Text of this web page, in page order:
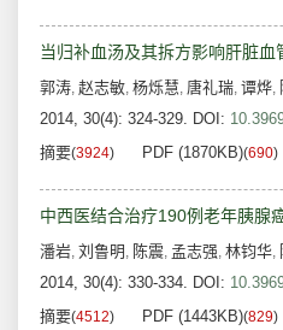
当归补血汤及其拆方影响肝脏血
郭涛, 赵志敏, 杨烁慧, 唐礼瑞, 谭烨,
2014, 30(4): 324-329. DOI:
摘要(3924) PDF (1870KB)(690)
中西医结合治疗190例老年胰腺
潘岩, 刘鲁明 , 陈震, 孟志强, 林钧华,
2014, 30(4): 330-334. DOI:
摘要(4512) PDF (1443KB)(829)